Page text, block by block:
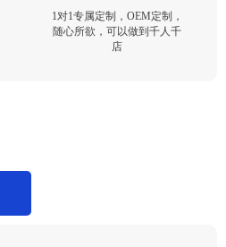
1对1专属定制，OEM定制，
随心所欲，可以做到千人千
店